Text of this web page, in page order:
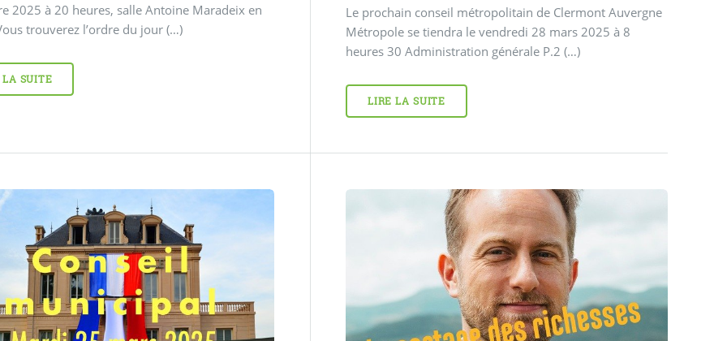
2025 à 20 heures, salle Antoine Maradeix en
trouverez l’ordre du jour (…)
LA SUITE
Le prochain conseil métropolitain de Clermont Auvergne
Métropole se tiendra le vendredi 28 mars 2025 à 8
heures 30 Administration générale P.2 (…)
LIRE LA SUITE